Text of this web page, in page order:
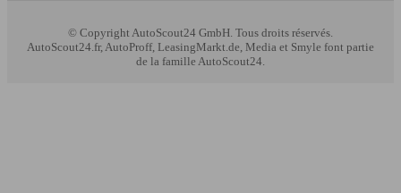
© CopyrightAutoScout24 GmbH. Tous droits réservés.
AutoScout24.fr, AutoProff, LeasingMarkt.de, Media et Smyle font partie
de la famille AutoScout24.